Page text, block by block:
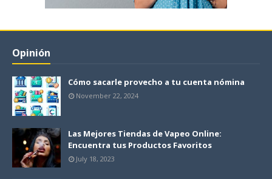
Opinión
Cómo sacarle provecho a tu cuenta nómina
November 22, 2024
Las Mejores Tiendas de Vapeo Online:
Encuentra tus Productos Favoritos
July 18, 2023